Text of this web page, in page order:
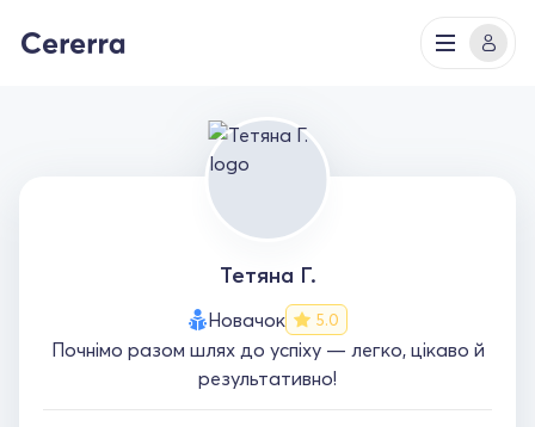
Тетяна Г.
Новачок 5.0
Почнімо разом шлях до успіху — легко, цікаво й
результативно!